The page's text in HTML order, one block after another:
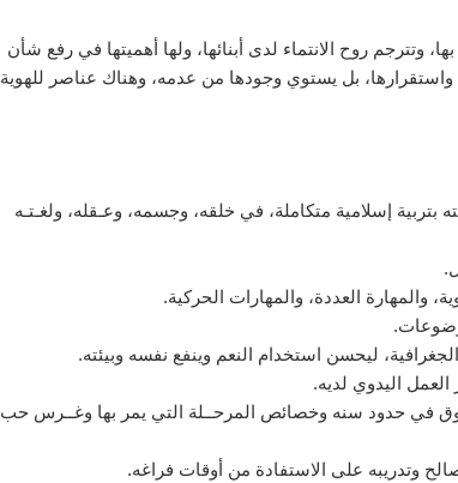
وتترجم روح الانتماء لدى أبنائها، ولها أهميتها في رفع شأن
واستقرارها، بل يستوي وجودها من عدمه، وهناك عناصر للهوية
إسلامية متكاملة، في خلقه، وجسمه، وعـقله، ولغـتـه
والمهارة العددة، والمهارات الحركية.
ليحسن استخدام النعم وينفع نفسه وبيئته.
العمل اليدوي لديه.
في حدود سنه وخصائص المرحــلة التي يمر بها وغــرس حب
وتدريبه على الاستفادة من أوقات فراغه.